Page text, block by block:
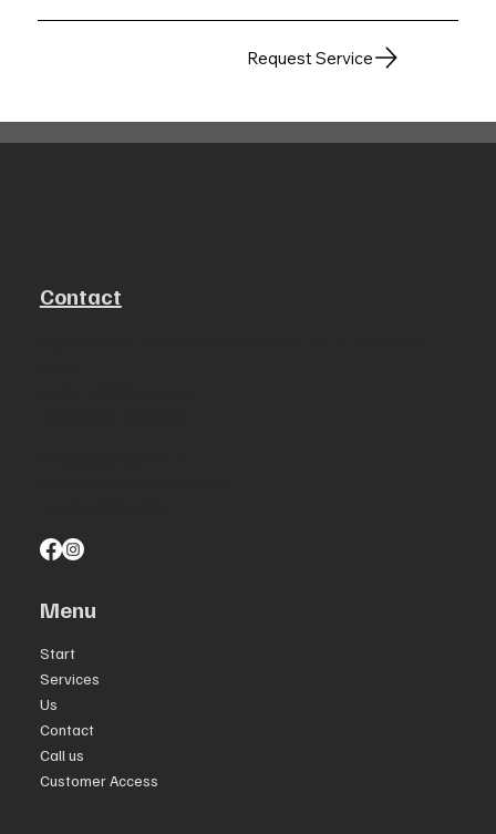
Request Service
Contact
Menu
Start
Services
Us
Contact
Call us
Customer Access